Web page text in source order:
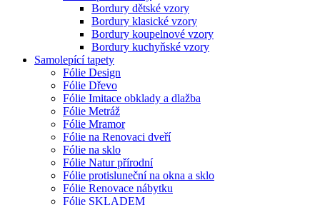
Bordury dětské vzory
Bordury klasické vzory
Bordury koupelnové vzory
Bordury kuchyňské vzory
Samolepící tapety
Fólie Design
Fólie Dřevo
Fólie Imitace obklady a dlažba
Fólie Metráž
Fólie Mramor
Fólie na Renovaci dveří
Fólie na sklo
Fólie Natur přírodní
Fólie protisluneční na okna a sklo
Fólie Renovace nábytku
Fólie SKLADEM